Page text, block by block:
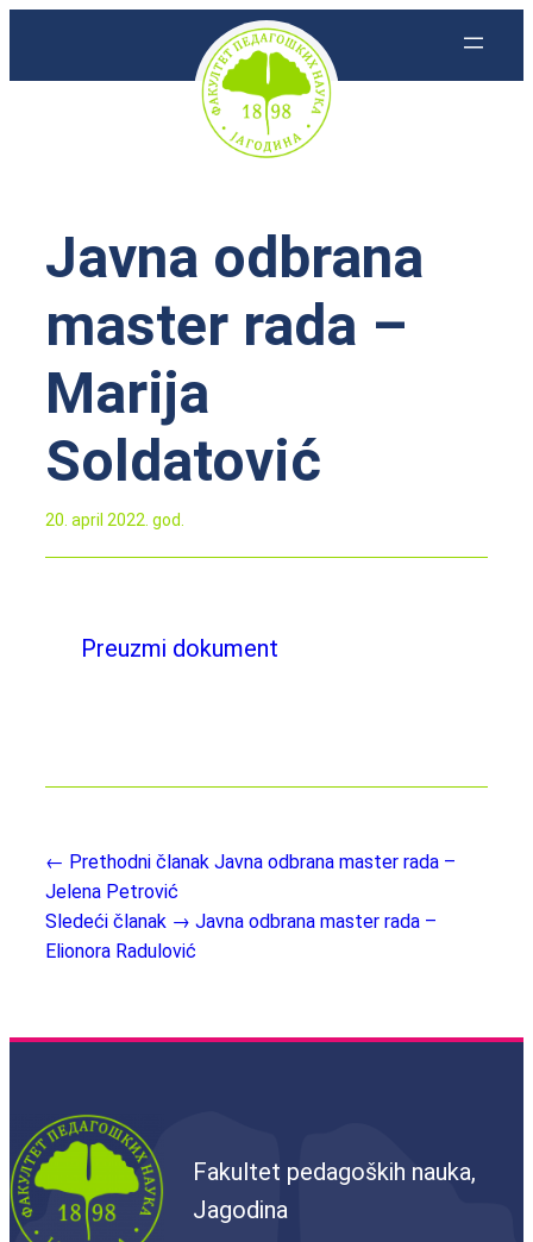
Javna odbrana
master rada –
Marija
Soldatović
20. april 2022. god.
Preuzmi dokument
← Prethodni članak Javna odbrana master rada –
Jelena Petrović
Sledeći članak → Javna odbrana master rada –
Elionora Radulović
Fakultet pedagoških nauka,
Jagodina